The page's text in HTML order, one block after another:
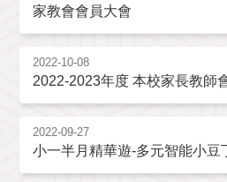
家教會會員大會
2022-10-08
2022-2023年度 本校家長教師
2022-09-27
小一半月精華遊-多元智能小豆